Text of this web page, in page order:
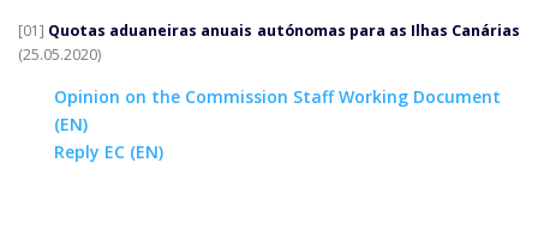
[01] Quotas aduaneiras anuais autónomas para as Ilhas Canárias
(25.05.2020)
Opinion on the Commission Staff Working Document
(EN)
Reply EC (EN)